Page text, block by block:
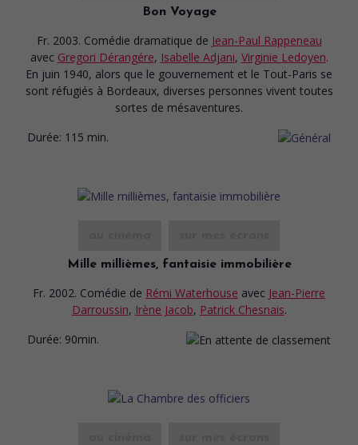
Bon Voyage
Fr. 2003. Comédie dramatique de Jean-Paul Rappeneau
avec Gregori Dérangére, Isabelle Adjani, Virginie Ledoyen.
En juin 1940, alors que le gouvernement et le Tout-Paris se
sont réfugiés à Bordeaux, diverses personnes vivent toutes
sortes de mésaventures.
Durée: 115 min.
Mille millièmes, fantaisie immobilière
Fr. 2002. Comédie de Rémi Waterhouse avec Jean-Pierre
Darroussin, Irène Jacob, Patrick Chesnais.
Durée: 90min.